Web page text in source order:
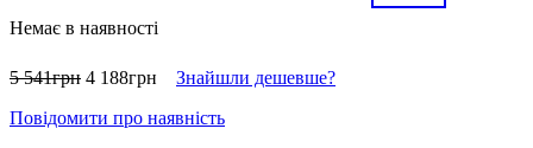
Немає в наявності
5 541грн 4 188грн
Знайшли дешевше?
Повідомити про наявність